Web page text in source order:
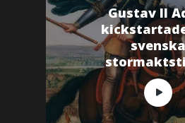
Gustav II
svenska